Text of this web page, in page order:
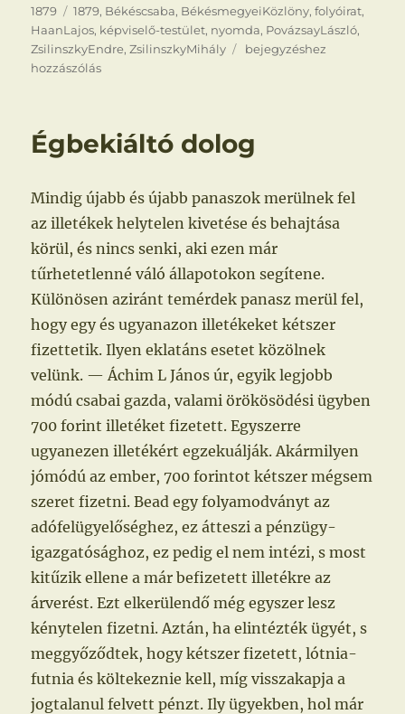
1879
Címke
1879, Békéscsaba, BékésmegyeiKözlöny,folyóirat,
HaanLajos, képviselő-testület, nyomda, PovázsayLászló,
ZsilinszkyEndre,ZsilinszkyMihály
A
bejegyzéshez
hozzászólás
Égbekiáltó dolog
Mindig újabb és újabb panaszok merülnek fel
az illetékek helytelen kivetése és behajtása
körül, és nincs senki, aki ezen már
tűrhetetlenné váló állapotokon segítene.
Különösen aziránt temérdek panasz merül fel,
hogy egy és ugyanazon illetékeket kétszer
fizettetik. Ilyen eklatáns esetet közölnek
velünk. — Áchim L János úr, egyik legjobb
módú csabai gazda, valami örökösödési ügyben
700 forint illetéket fizetett. Egyszerre
ugyanezen illetékért egzekuálják. Akármilyen
jómódú az ember, 700 forintot kétszer mégsem
szeret fizetni. Bead egy folyamodványt az
adófelügyelőséghez, ez átteszi a pénzügy-
igazgatósághoz, ez pedig el nem intézi, s most
kitűzik ellene a már befizetett illetékre az
árverést. Ezt elkerülendő még egyszer lesz
kénytelen fizetni. Aztán, ha elintézték ügyét, s
meggyőződtek, hogy kétszer fizetett, lótnia-
futnia és költekeznie kell, míg visszakapja a
jogtalanul felvett pénzt. Ily ügyekben, hol már